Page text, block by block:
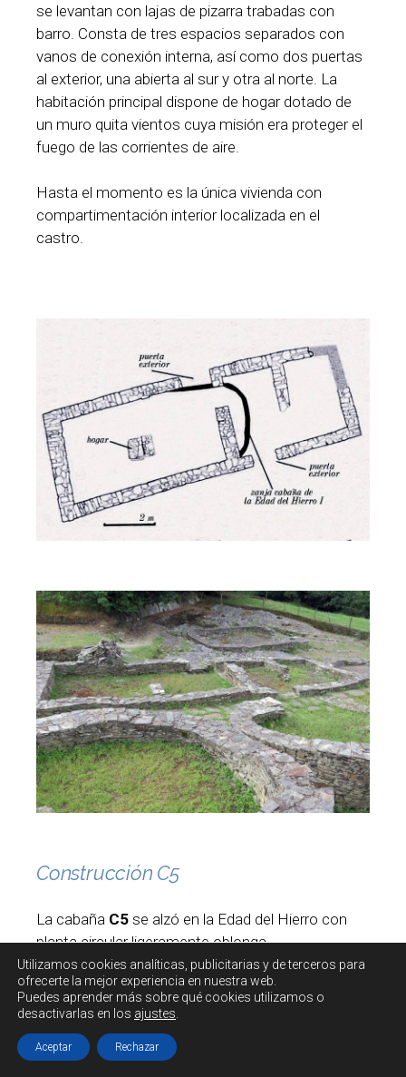
se levantan con lajas de pizarra trabadas con
barro. Consta de tres espacios separados con
vanos de conexión interna, así como dos puertas
al exterior, una abierta al sur y otra al norte. La
habitación principal dispone de hogar dotado de
un muro quita vientos cuya misión era proteger el
fuego de las corrientes de aire.
Hasta el momento es la única vivienda con
compartimentación interior localizada en el
castro.
Construcción C5
La cabaña C5 se alzó en la Edad del Hierro con
planta circular ligeramente oblonga.
Posteriormente, en época romana se introdujo un
muro divisorio con una puerta de enlace creando
dos habitaciones.
Utilizamos cookies analíticas, publicitarias y de terceros para
ofrecerte la mejor experiencia en nuestra web.
Puedes aprender más sobre qué cookies utilizamos o
desactivarlas en los ajustes
Aceptar Rechazar